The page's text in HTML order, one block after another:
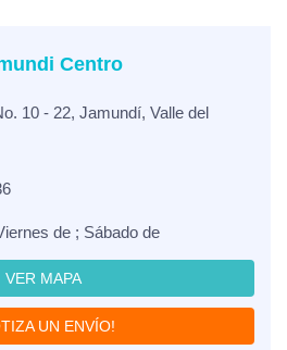
Centro
10 - 22, Jamundí, Valle del
de ; Sábado de
VER MAPA
UN ENVÍO!